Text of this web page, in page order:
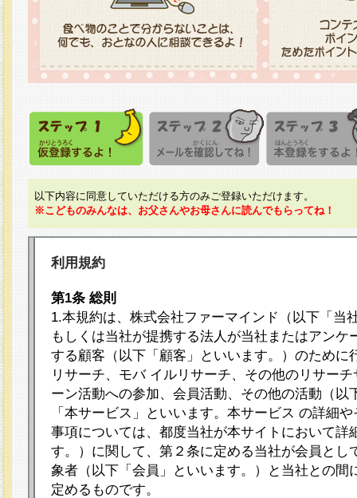
以下内容に同意していただける方のみご登録いただけます。
※こどものみんなは、お父さんやお母さんに読んでもらってね！
利用規約
第1条 総則
1.本規約は、株式会社ファーマインド（以下「当
もしくは当社が提携する法人が当社またはアンケ
する顧客（以下「顧客」といいます。）のために
リサーチ、モバ イルリサーチ、その他のリサー
ーン活動への参加、会員活動、その他の活動（以
「本サービス」といいます。本サービス の詳細
事項については、都度当社が本サイトにおいて詳
す。）に関して、第２条に定める当社が会員とし
象者（以下「会員」といいます。）と当社との間
定めるものです。